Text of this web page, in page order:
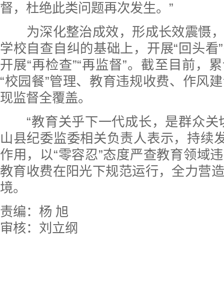
督，杜绝此类问题再次发生。”
为深化整治成效，形成长效震慑，
学校自查自纠的基础上，开展“回头看
开展“再检查”“再监督”。截至目前，
“校园餐”管理、教育违规收费、作风
现监督全覆盖。
“教育关乎下一代成长，是群众关
山县纪委监委相关负责人表示，持续
作用，以“零容忍”态度严查教育领域
教育收费在阳光下规范运行，全力营
境。
责编：杨 旭
审核：刘立纲